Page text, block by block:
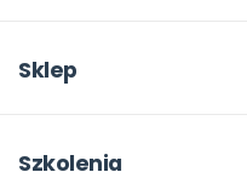
W numerze
Pomoce dydaktyczne
Sklep
Moje zakupy
Szkolenia